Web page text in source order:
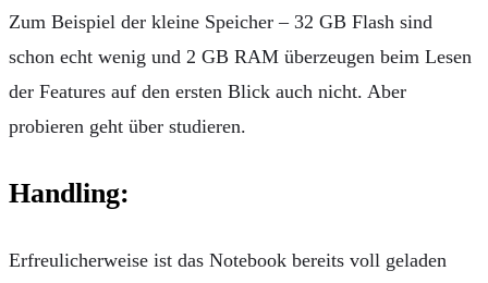
Zum Beispiel der kleine Speicher – 32 GB Flash sind
schon echt wenig und 2 GB RAM überzeugen beim Lesen
der Features auf den ersten Blick auch nicht. Aber
probieren geht über studieren.
Handling:
Erfreulicherweise ist das Notebook bereits voll geladen